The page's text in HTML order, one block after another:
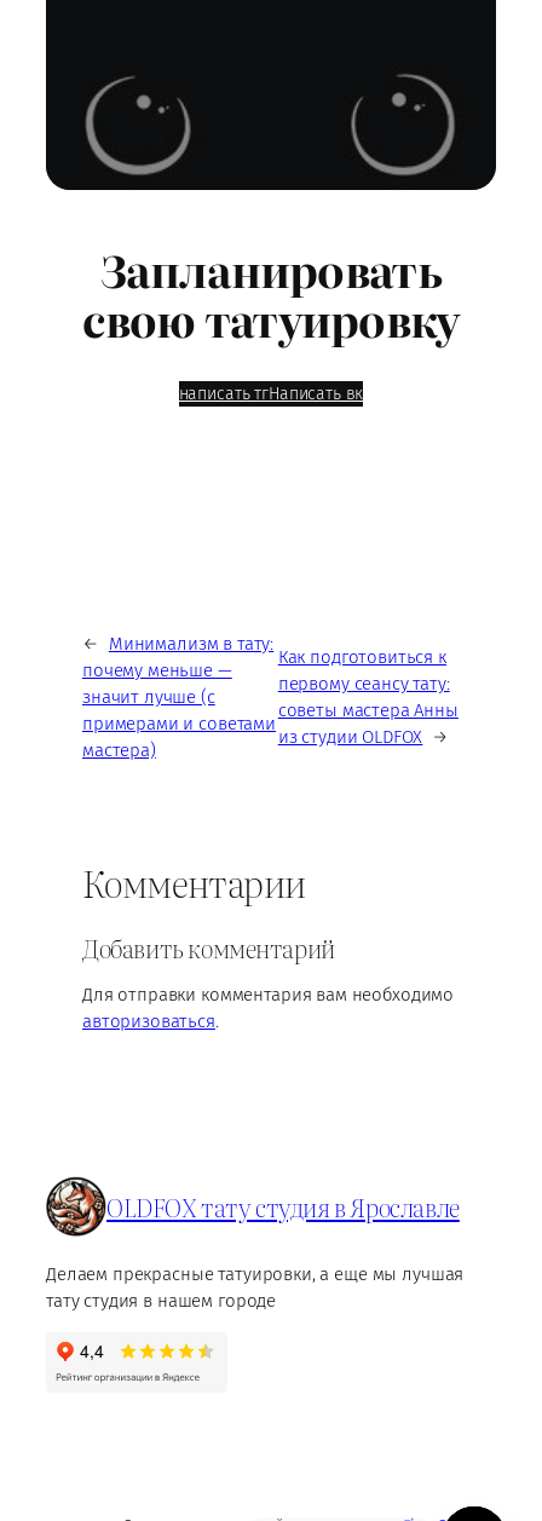
Запланировать
свою татуировку
написать тгНаписать вк
←
Минимализм в тату:
почему меньше —
значит лучше (с
примерами и советами
мастера)
Как подготовиться к
первому сеансу тату:
советы мастера Анны
из студии OLDFOX
→
Комментарии
Добавить комментарий
Для отправки комментария вам необходимо
авторизоваться.
OLDFOX тату студия в Ярославле
Делаем прекрасные татуировки, а еще мы лучшая
тату студия в нашем городе